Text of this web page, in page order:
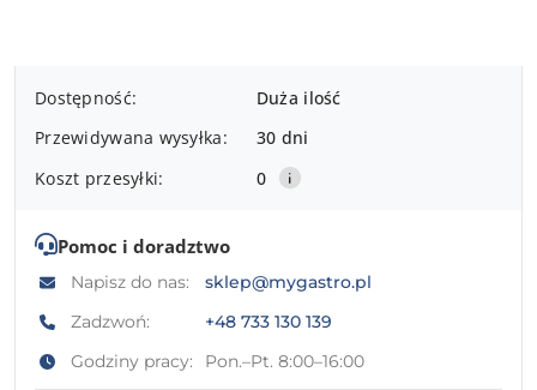
Dostępność
dostawa
Dostępność:
Duża ilość
Przewidywana wysyłka:
30 dni
Koszt przesyłki:
0
Pomoc i doradztwo
Napisz do nas:
sklep@mygastro.pl
Zadzwoń:
+48 733 130 139
Godziny pracy:
Pon.–Pt. 8:00–16:00